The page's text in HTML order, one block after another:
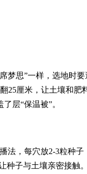
思”一样，选地时要
25厘米，让土壤和肥
层“保温被”。
，每穴放2-3粒种子
种子与土壤亲密接触